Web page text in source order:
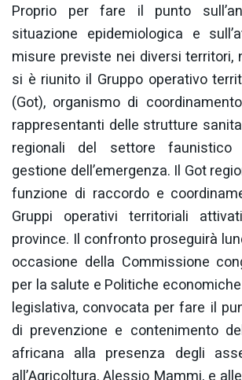
Proprio per fare il punto
situazione epidemiologica e
misure previste nei diversi territori,
si è riunito il Gruppo operativo
(Got), organismo di
rappresentanti delle strutture
regionali del settore faunistico
gestione dell’emergenza. Il Got
funzione di raccordo e
Gruppi operativi territoriali
province. Il confronto proseguirà
occasione della Commissione
per la salute e Politiche
legislativa, convocata per fare il
di prevenzione e contenimento
africana alla presenza degli